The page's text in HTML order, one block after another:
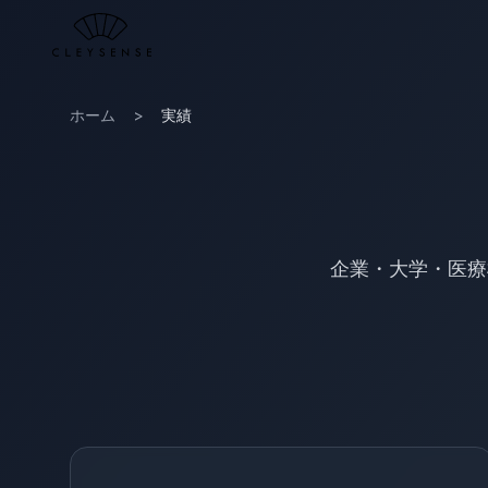
メインコンテンツへスキップ
ホーム > 実績
企業・大学・医